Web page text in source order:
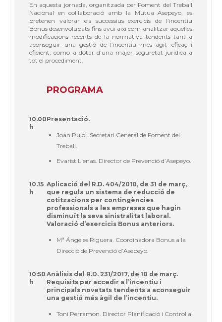
En aquesta jornada, organitzada per Foment del Treball
Nacional en col·laboració amb la Mutua Asepeyo, es
pretenen valorar els successius exercicis de l’incentiu
Bonus desenvolupats fins avui així com analitzar aquelles
modificacions recents de la normativa tendents tant a
aconseguir una gestió de l’incentiu més àgil, eficaç i
eficient, como a dotar d’una major seguretat jurídica a
tot el procediment.
PROGRAMA
10.00
h
Presentació.
Joan Pujol. Secretari General de Foment del
Treball.
Evarist Llenas. Director de Prevenció d’Asepeyo.
10.15
h
Aplicació del R.D. 404/2010, de 31 de març,
que regula un sistema de reducció de
cotitzacions per contingències
professionals a les empreses que hagin
disminuït la seva sinistralitat laboral.
Valoració d’exercicis Bonus anteriors.
Mª Ángeles Riguera. Coordinadora Bonus a la
Direcció de Prevenció d’Asepeyo.
10:50
h
Anàlisis del R.D. 231/2017, de 10 de març.
Requisits per accedir a l’incentiu i
principals novetats tendents a aconseguir
una gestió més àgil de l’incentiu.
Toni Perramon. Director Planificació i Control a